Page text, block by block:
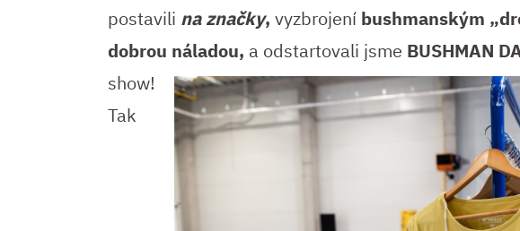
postavili na značky, vyzbrojení bushmanským
dobrou náladou, a odstartovali jsme BUSHMAN
show!
Tak